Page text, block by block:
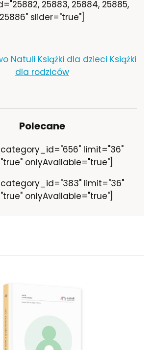
25883, 25884, 25885,
25886" slider="true"]
Natuli Książki dla dzieci Książki
dla rodziców
Polecane
limit="36"
onlyAvailable="true"]
limit="36"
onlyAvailable="true"]